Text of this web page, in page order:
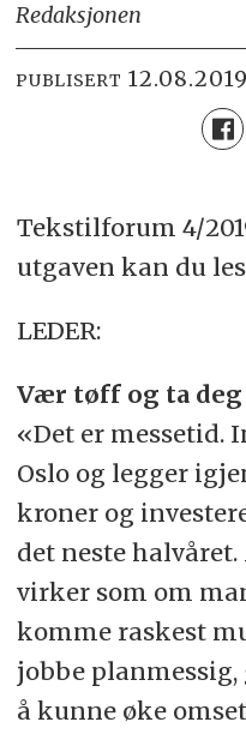
Redaksjonen
PUBLISERT
Tekstilforum 4/
utgaven kan du
LEDER:
Vær tøff og ta deg
«Det er
Oslo og legger
kroner og
det neste
virker som om
komme raskest
jobbe
å kunne øke